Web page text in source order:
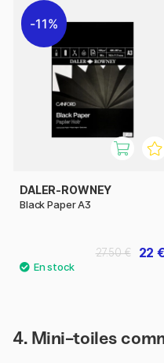
11%
DALER-ROWNEY
Black Paper A3
22 €
27.50 €
4. Mini-toiles